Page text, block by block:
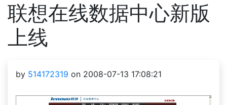
联想在线数据中心新版
上线
by 514172319 on 2008-07-13 17:08:21